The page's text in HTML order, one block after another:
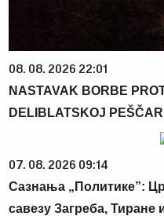
08. 08. 2026 22:01
NASTAVAK BORBE
DELIBLATSKOJ
07. 08. 2026 09:14
Сазнања „Политике”:
савезу Загреба, Тиране